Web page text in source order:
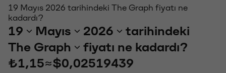
19 Mayıs 2026 tarihindeki The Graph fiyatı ne
kadardı?
19 Mayıs 2026
tarihindeki
The Graph
fiyatı ne kadardı?
₺1,15≈$0,02519439